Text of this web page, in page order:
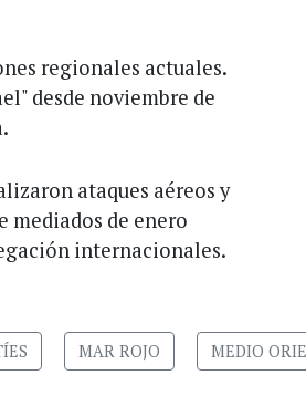
regionales actuales.
desde noviembre de
ataques aéreos y
mediados de enero
internacionales.
MAR ROJO MEDIO